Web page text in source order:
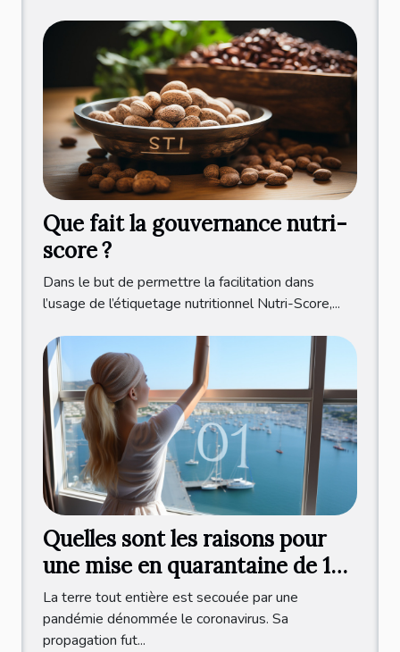
Que fait la gouvernance nutri-
score ?
Dans le but de permettre la facilitation dans
l’usage de l’étiquetage nutritionnel Nutri-Score,...
Quelles sont les raisons pour
une mise en quarantaine de 10
jours après le test ?
La terre tout entière est secouée par une
pandémie dénommée le coronavirus. Sa
propagation fut...